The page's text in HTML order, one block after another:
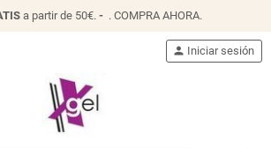
a partir de 50€. - . COMPRA AHORA.
person Iniciar sesión